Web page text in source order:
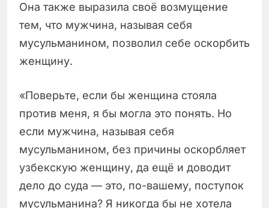
Она также выразила своё возмущение
тем, что мужчина, называя себя
мусульманином, позволил себе оскорбить
женщину.
«Поверьте, если бы женщина стояла
против меня, я бы могла это понять. Но
если мужчина, называя себя
мусульманином, без причины оскорбляет
узбекскую женщину, да ещё и доводит
дело до суда — это, по-вашему, поступок
мусульманина? Я никогда бы не хотела